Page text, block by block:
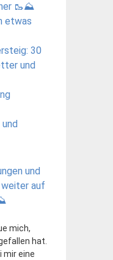
🥾⛰️
etwas
30
und
und
auf
mich,
hat.
mir eine